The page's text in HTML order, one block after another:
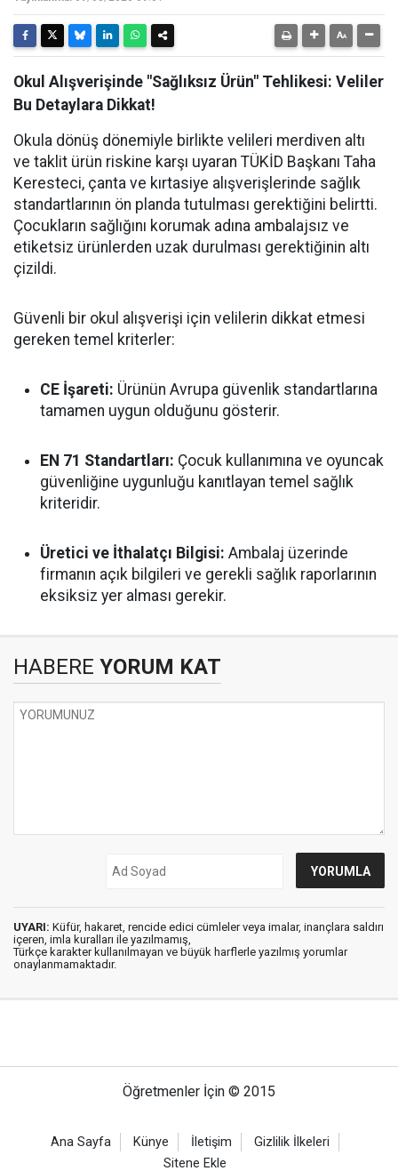
Okul Alışverişinde "Sağlıksız Ürün" Tehlikesi: Veliler
Bu Detaylara Dikkat!
Okula dönüş dönemiyle birlikte velileri merdiven altı
ve taklit ürün riskine karşı uyaran TÜKİD Başkanı Taha
Keresteci, çanta ve kırtasiye alışverişlerinde sağlık
standartlarının ön planda tutulması gerektiğini belirtti.
Çocukların sağlığını korumak adına ambalajsız ve
etiketsiz ürünlerden uzak durulması gerektiğinin altı
çizildi.
Güvenli bir okul alışverişi için velilerin dikkat etmesi
gereken temel kriterler:
CE İşareti: Ürünün Avrupa güvenlik standartlarına
tamamen uygun olduğunu gösterir.
EN 71 Standartları: Çocuk kullanımına ve oyuncak
güvenliğine uygunluğu kanıtlayan temel sağlık
kriteridir.
Üretici ve İthalatçı Bilgisi: Ambalaj üzerinde
firmanın açık bilgileri ve gerekli sağlık raporlarının
eksiksiz yer alması gerekir.
HABERE YORUM KAT
UYARI: Küfür, hakaret, rencide edici cümleler veya imalar, inançlara saldırı
içeren, imla kuralları ile yazılmamış,
Türkçe karakter kullanılmayan ve büyük harflerle yazılmış yorumlar
onaylanmamaktadır.
Öğretmenler İçin © 2015
Ana Sayfa Künye İletişim
Gizlilik İlkeleri
Sitene Ekle